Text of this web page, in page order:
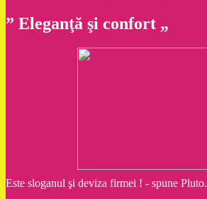
” Eleganţă şi confort „
Este sloganul şi deviza firmei ! - spune Pluto.